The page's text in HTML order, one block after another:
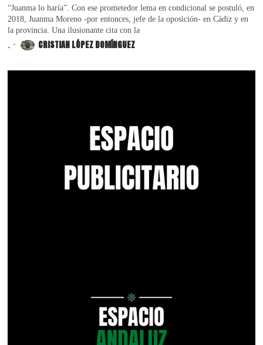
“Juanma lo haría”. Con ese prometedor lema en condicional se postuló, en
2018, Juanma Moreno -por entonces, jefe de la oposición- en Cádiz y en
la provincia. Una ilusionante cita con la
. CRISTIAN LÓPEZ DOMÍNGUEZ